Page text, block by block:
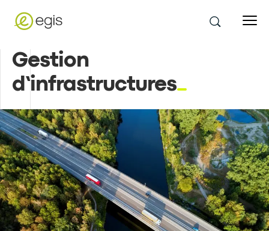
Gestion
d’infrastructures